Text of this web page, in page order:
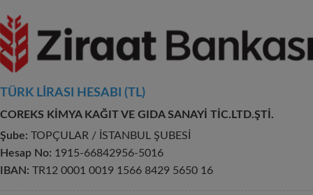
TÜRK LİRASI HESABI (TL)
COREKS KİMYA KAĞIT VE GIDA SANAYİ TİC.LTD.ŞTİ.
Şube: TOPÇULAR / İSTANBUL ŞUBESİ
Hesap No: 1915-66842956-5016
IBAN: TR12 0001 0019 1566 8429 5650 16